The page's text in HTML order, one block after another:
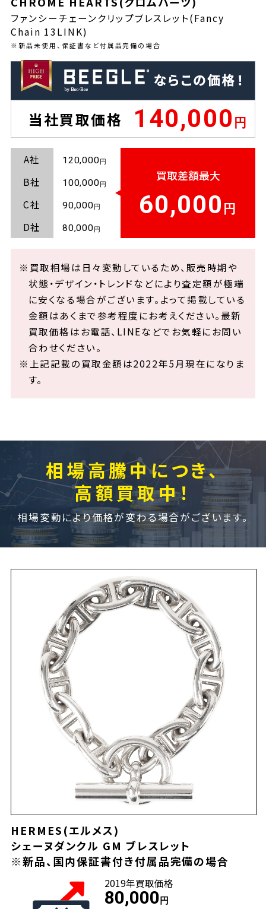
ファンシーチェーンクリップブレスレット(Fancy
Chain 13LINK)
※新品未使用、保証書など付属品完備の場合
当社買取価格 140,000
A社 120,000
B社 100,000
C社 90,000
D社 80,000
買取差額最大
60,000
※買取相場は日々変動しているため、販売時期や
状態・デザイン・トレンドなどにより査定額が極端
に安くなる場合がございます。よって掲載している
金額はあくまで参考程度にお考えください。最新
買取価格はお電話、LINEなどでお気軽にお問い
合わせください。
※上記記載の買取金額は2022年5月現在になりま
す。
相場高騰中につき、
高額買取中！
相場変動により価格が変わる場合がございます。
HERMES(エルメス)
シェーヌダンクル GM ブレスレット
※新品、国内保証書付き付属品完備の場合
2019年買取価格
80,000